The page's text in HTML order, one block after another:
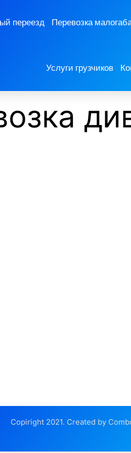
переезд Перевозка
Услуги грузчиков
Copiright 2021. Created by